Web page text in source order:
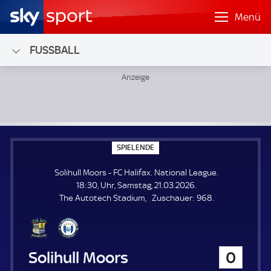
Menü
FUSSBALL
SPIELENDE
P
E
L
E
N
Solihull Moors - FC Halifax. National League.
18:30, Uhr, Samstag, 21.03.2026.
The Autotech Stadium
Zuschauer: Z
968.
Solihull Moors 0